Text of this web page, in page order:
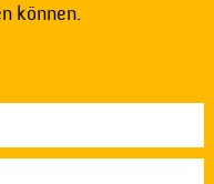
können.